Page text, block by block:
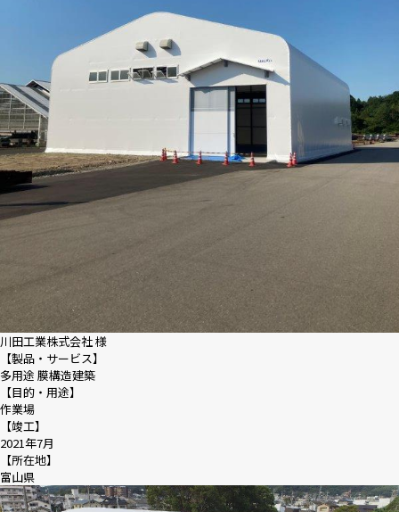
川田工業株式会社 様
【製品・サービス】
多用途 膜構造建築
【目的・用途】
作業場
【竣工】
2021年7月
【所在地】
富山県